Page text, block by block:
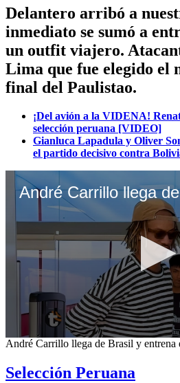
Delantero arribó a
inmediato se sumó a
un outfit viajero.
Lima que fue elegido el
final del Paulistao.
¡Del avión a la VIDENA!
selección peruana [VIDEO]
Gianluca Lapadula y Oliver
el partido decisivo contra
0
of
2
André Carrillo llega de Brasil y entrena
Selección Peruana